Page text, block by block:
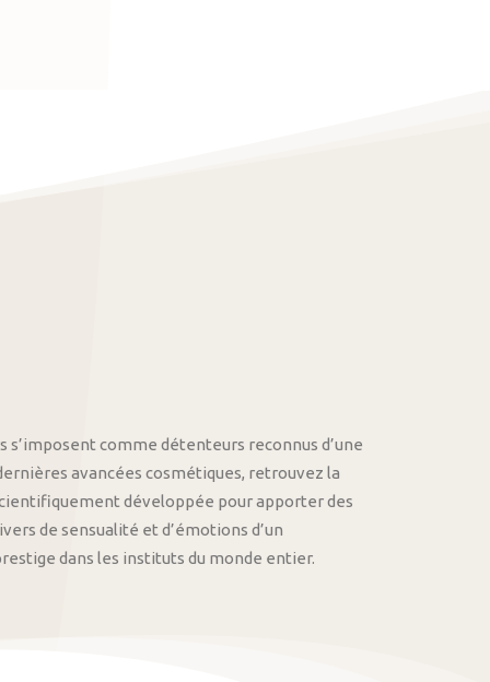
s’imposent comme détenteurs reconnus d’une
avancées cosmétiques, retrouvez la
développée pour apporter des
de sensualité et d’émotions d’un
dans les instituts du monde entier.